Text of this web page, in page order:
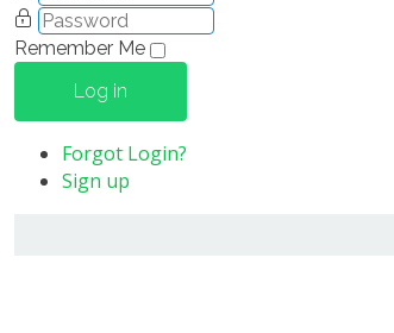
Remember Me
Log in
Forgot Login?
Sign up